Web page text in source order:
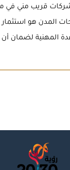
المدن هو استثمار
المهنية لضمان